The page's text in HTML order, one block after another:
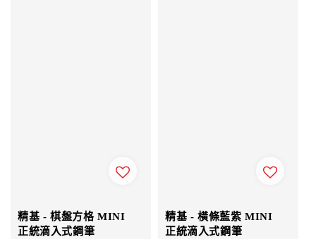
精基 - 棋盤方格 MINI
正統滴入式鋼筆
精基 - 橫條藍紫 MINI
正統滴入式鋼筆